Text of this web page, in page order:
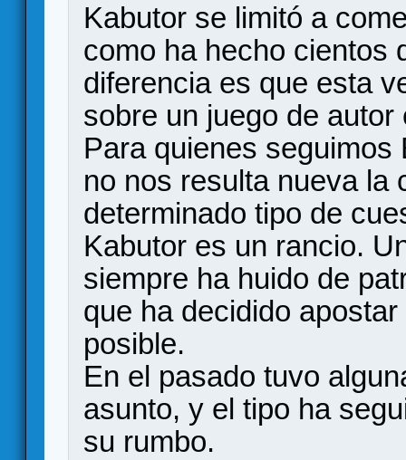
Kabutor se limitó a
como ha hecho cientos
diferencia es que esta
sobre un juego de autor
Para quienes seguimos
no nos resulta nueva la
determinado tipo de
Kabutor es un rancio.
siempre ha huido de
que ha decidido
posible.
En el pasado tuvo
asunto, y el tipo ha
su rumbo.